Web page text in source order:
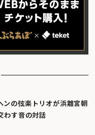
ンの弦楽トリオが浜離宮朝
わす音の対話